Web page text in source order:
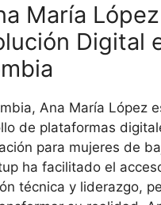
María
Digital
Ana María López
de plataformas
para mujeres de
ha facilitado el
técnica y liderazgo,